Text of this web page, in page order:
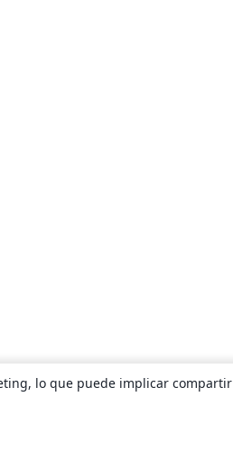
lo que puede implicar compartir